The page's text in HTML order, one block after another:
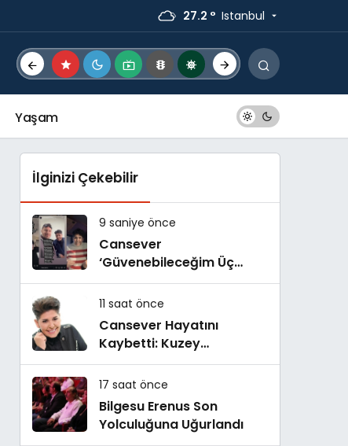
27.2 ° Istanbul
Yaşam
İlginizi Çekebilir
9 saniye önce
Cansever
‘Güvenebileceğim Üç
İnsandan Biri’ Demişti:
Mahmut Görgen’den
Cansever’e Duygusal
Veda
11 saat önce
Cansever Hayatını
Kaybetti: Kuzey
Makedonya’da Toprağa
Verilecek
17 saat önce
Bilgesu Erenus Son
Yolculuğuna Uğurlandı